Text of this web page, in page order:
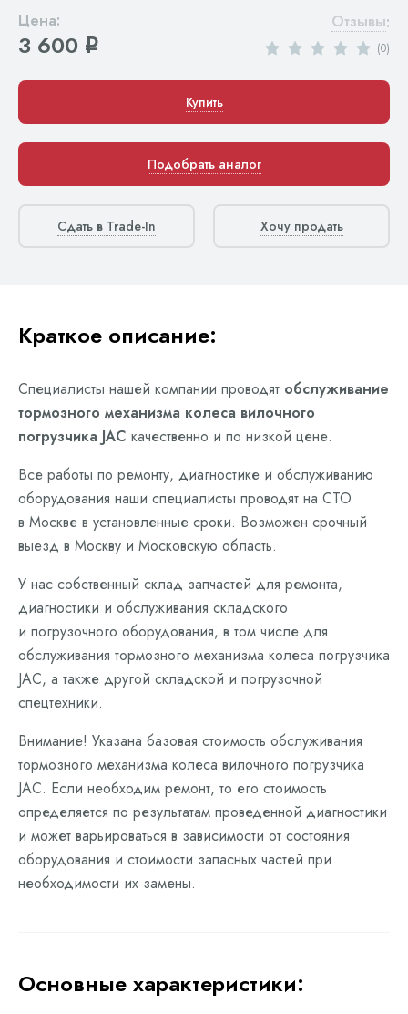
Цена:
3 600 q
Отзывы:
(0)
Купить
Подобрать аналог
Сдать в Trade-In Хочу продать
Краткое описание:
Специалисты нашей компании проводят обслуживание
тормозного механизма колеса вилочного
погрузчика JAC качественно и по низкой цене.
Все работы по ремонту, диагностике и обслуживанию
оборудования наши специалисты проводят на СТО
в Москве в установленные сроки. Возможен срочный
выезд в Москву и Московскую область.
У нас собственный склад запчастей для ремонта,
диагностики и обслуживания складского
и погрузочного оборудования, в том числе для
обслуживания тормозного механизма колеса погрузчика
JAC, а также другой складской и погрузочной
спецтехники.
Внимание! Указана базовая стоимость обслуживания
тормозного механизма колеса вилочного погрузчика
JAC. Если необходим ремонт, то его стоимость
определяется по результатам проведенной диагностики
и может варьироваться в зависимости от состояния
оборудования и стоимости запасных частей при
необходимости их замены.
Основные характеристики: